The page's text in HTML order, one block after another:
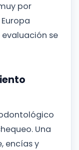
por
se
Una
encías y